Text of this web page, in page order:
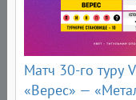
Матч 30-го туру
«Верес» —